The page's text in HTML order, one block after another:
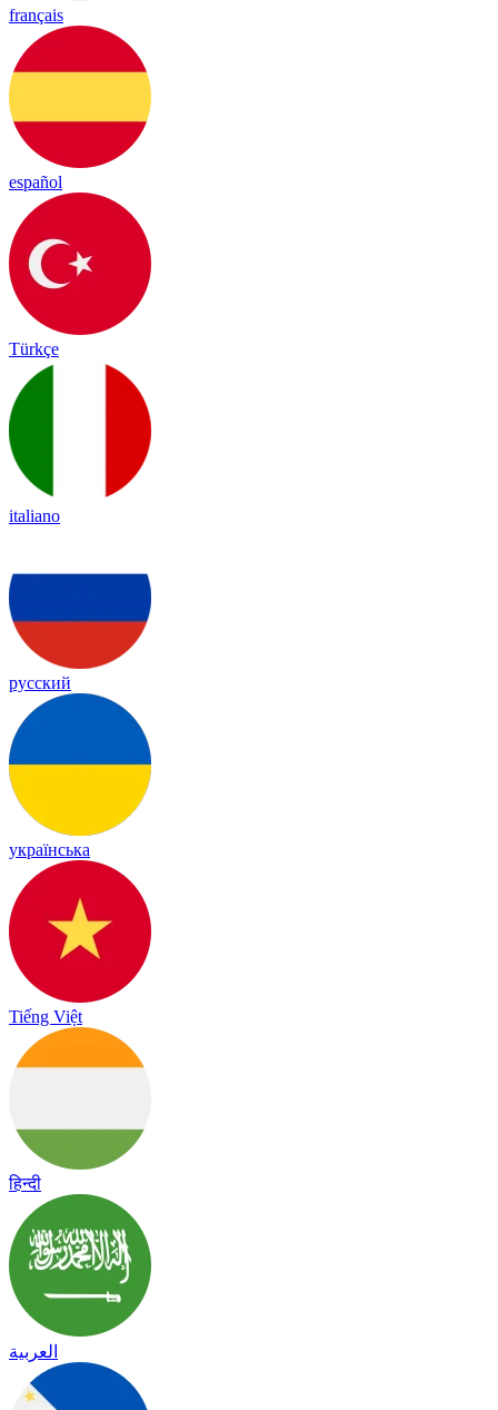
français
español
Türkçe
italiano
русский
українська
Tiếng Việt
हिन्दी
العربية